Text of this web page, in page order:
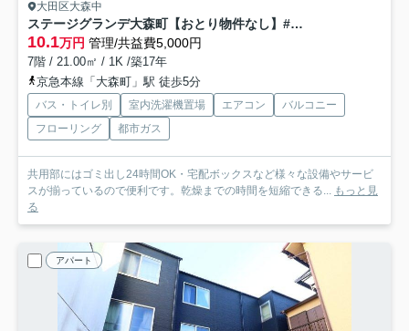
大田区大森中
ステージグランデ大森町【おとり物件なし】#学生・社会人にオススメ！初期費用分割払いOK！
10.1万円 管理/共益費5,000円
7階 / 21.00㎡ / 1K /築17年
京急本線「大森町」駅 徒歩5分
バス・トイレ別 室内洗濯機置場 エアコン
バルコニー
フローリング
都市ガス
共用部にはゴミ出し24時間OK・宅配ボックスなど様々な設備やサービ
スが揃っているので便利です。乾燥までの時間を短縮できる... もっと見
る
アパート